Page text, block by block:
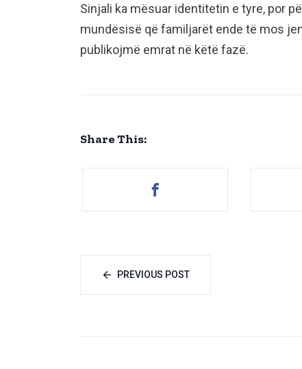
Sinjali ka mësuar identitetin e tyre, por
mundësisë që familjarët ende të mos
publikojmë emrat në këtë fazë.
Share This:
PREVIOUS POST